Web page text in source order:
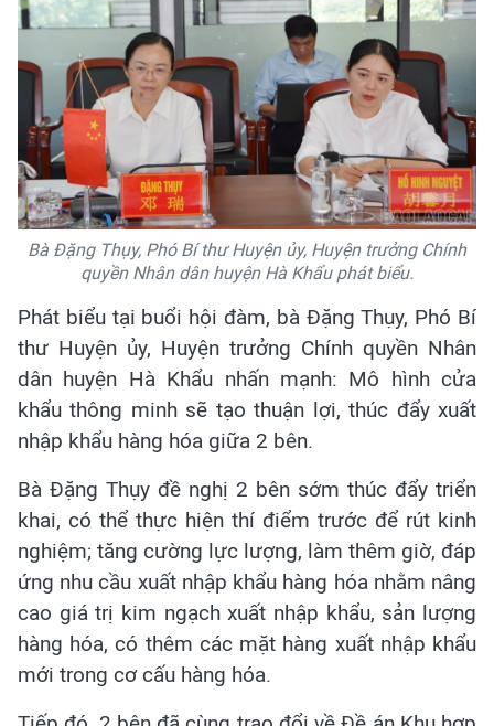
Bà Đặng Thụy, Phó Bí thư Huyện ủy, Huyện trưởng Chính
quyền Nhân dân huyện Hà Khẩu phát biểu.
Phát biểu tại buổi hội đàm, bà Đặng Thụy, Phó Bí
thư Huyện ủy, Huyện trưởng Chính quyền Nhân
dân huyện Hà Khẩu nhấn mạnh: Mô hình cửa
khẩu thông minh sẽ tạo thuận lợi, thúc đẩy xuất
nhập khẩu hàng hóa giữa 2 bên.
Bà Đặng Thụy đề nghị 2 bên sớm thúc đẩy triển
khai, có thể thực hiện thí điểm trước để rút kinh
nghiệm; tăng cường lực lượng, làm thêm giờ, đáp
ứng nhu cầu xuất nhập khẩu hàng hóa nhằm nâng
cao giá trị kim ngạch xuất nhập khẩu, sản lượng
hàng hóa, có thêm các mặt hàng xuất nhập khẩu
mới trong cơ cấu hàng hóa.